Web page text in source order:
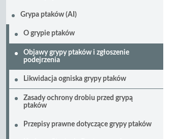
Grypa ptaków (AI)
O grypie ptaków
Objawy grypy ptaków i zgłoszenie
podejrzenia
Likwidacja ogniska grypy ptaków
Zasady ochrony drobiu przed grypą
ptaków
Przepisy prawne dotyczące grypy ptaków